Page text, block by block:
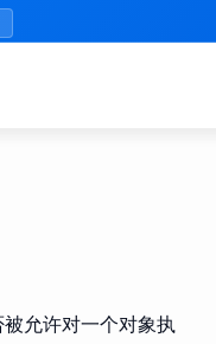
允许对一个对象执